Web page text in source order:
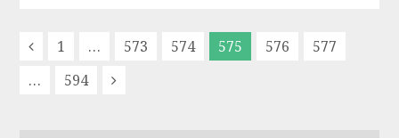
1 … 573 574 575 576
577
…
594